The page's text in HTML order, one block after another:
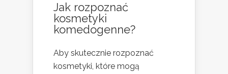
Jak rozpoznać
kosmetyki
komedogenne?
Aby skutecznie rozpoznać
kosmetyki, które mogą